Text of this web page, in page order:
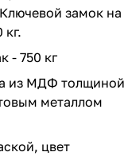
замок на
- 750 кг
из МДФ толщиной
металлом
цвет